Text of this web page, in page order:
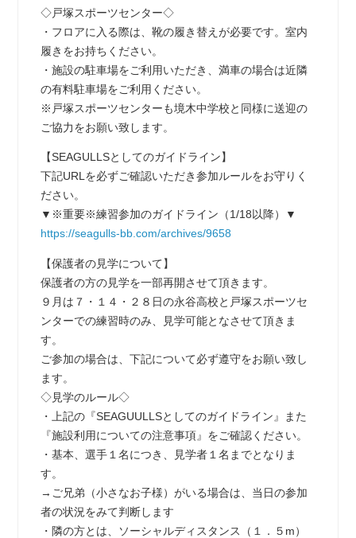
◇戸塚スポーツセンター◇
・フロアに入る際は、靴の履き替えが必要です。室内
履きをお持ちください。
・施設の駐車場をご利用いただき、満車の場合は近隣
の有料駐車場をご利用ください。
※戸塚スポーツセンターも境木中学校と同様に送迎の
ご協力をお願い致します。
【SEAGULLSとしてのガイドライン】
下記URLを必ずご確認いただき参加ルールをお守りく
ださい。
▼※重要※練習参加のガイドライン（1/18以降）▼
https://seagulls-bb.com/archives/9658
【保護者の見学について】
保護者の方の見学を一部再開させて頂きます。
９月は７・１４・２８日の永谷高校と戸塚スポーツセ
ンターでの練習時のみ、見学可能となさせて頂きま
す。
ご参加の場合は、下記について必ず遵守をお願い致し
ます。
◇見学のルール◇
・上記の『SEAGUULLSとしてのガイドライン』また
『施設利用についての注意事項』をご確認ください。
・基本、選手１名につき、見学者１名までとなりま
す。
→ご兄弟（小さなお子様）がいる場合は、当日の参加
者の状況をみて判断します
・隣の方とは、ソーシャルディスタンス（１．５m）